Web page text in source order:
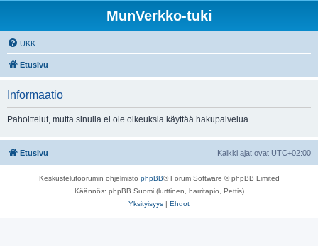
MunVerkko-tuki
UKK
Etusivu
Informaatio
Pahoittelut, mutta sinulla ei ole oikeuksia käyttää hakupalvelua.
Etusivu Kaikki ajat ovat UTC+02:00
Keskustelufoorumin ohjelmisto phpBB® Forum Software © phpBB Limited
Käännös: phpBB Suomi (lurttinen, harritapio, Pettis)
Yksityisyys | Ehdot